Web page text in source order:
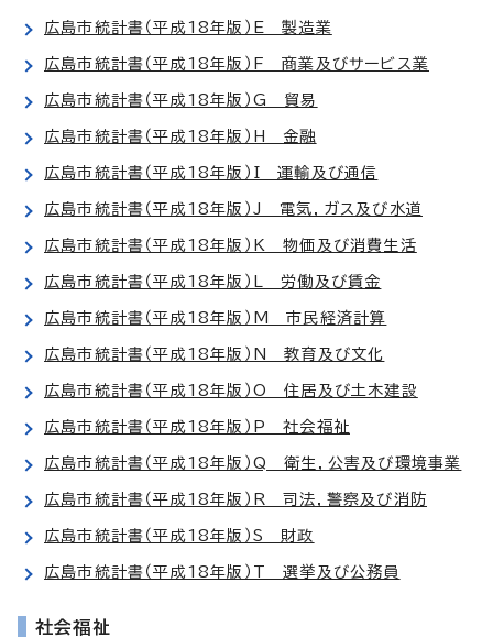
広島市統計書（平成18年版）E 製造業
広島市統計書（平成18年版）F 商業及びサービス業
広島市統計書（平成18年版）G 貿易
広島市統計書（平成18年版）H 金融
広島市統計書（平成18年版）I 運輸及び通信
広島市統計書（平成18年版）J 電気，ガス及び水道
広島市統計書（平成18年版）K 物価及び消費生活
広島市統計書（平成18年版）L 労働及び賃金
広島市統計書（平成18年版）M 市民経済計算
広島市統計書（平成18年版）N 教育及び文化
広島市統計書（平成18年版）O 住居及び土木建設
広島市統計書（平成18年版）P 社会福祉
広島市統計書（平成18年版）Q 衛生，公害及び環境事業
広島市統計書（平成18年版）R 司法，警察及び消防
広島市統計書（平成18年版）S 財政
広島市統計書（平成18年版）T 選挙及び公務員
社会福祉